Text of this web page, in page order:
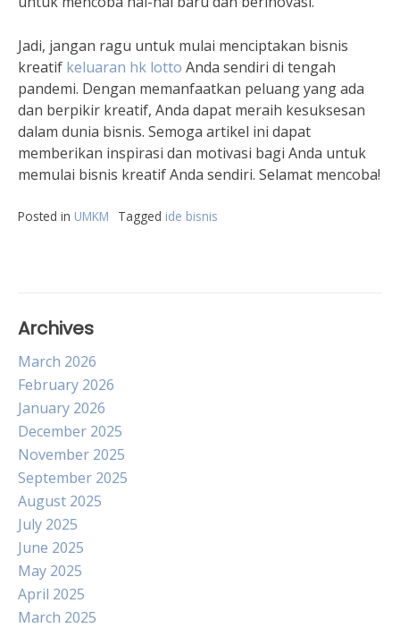
Jadi, jangan ragu untuk mulai menciptakan bisnis
kreatif keluaran hk lotto Anda sendiri di tengah
pandemi. Dengan memanfaatkan peluang yang ada
dan berpikir kreatif, Anda dapat meraih kesuksesan
dalam dunia bisnis. Semoga artikel ini dapat
memberikan inspirasi dan motivasi bagi Anda untuk
memulai bisnis kreatif Anda sendiri. Selamat mencoba!
Posted in UMKM Tagged ide bisnis
Archives
March 2026
February 2026
January 2026
December 2025
November 2025
September 2025
August 2025
July 2025
June 2025
May 2025
April 2025
March 2025